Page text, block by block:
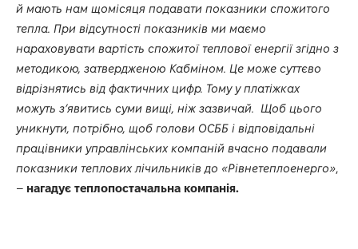
й мають нам щомісяця подавати показники спожитого
тепла. При відсутності показників ми маємо
нараховувати вартість спожитої теплової енергії згідно з
методикою, затвердженою Кабміном. Це може суттєво
відрізнятись від фактичних цифр. Тому у платіжках
можуть зʼявитись суми вищі, ніж зазвичай. Щоб цього
уникнути, потрібно, щоб голови ОСББ і відповідальні
працівники управлінських компаній вчасно подавали
показники теплових лічильників до «Рівнетеплоенерго»,
– нагадує теплопостачальна компанія.